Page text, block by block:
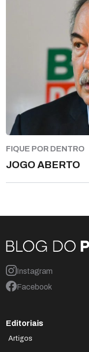
FIQUE POR DENTRO
JOGO ABERTO
Instagram
Facebook
Editoriais
Artigos